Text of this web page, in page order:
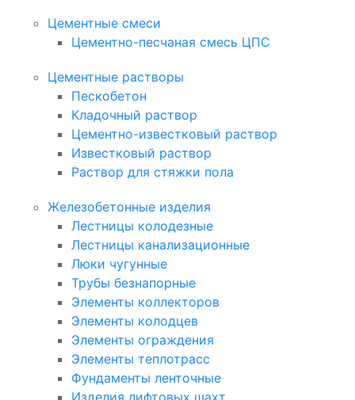
Цементные смеси
Цементно-песчаная смесь ЦПС
Цементные растворы
Пескобетон
Кладочный раствор
Цементно-известковый раствор
Известковый раствор
Раствор для стяжки пола
Железобетонные изделия
Лестницы колодезные
Лестницы канализационные
Люки чугунные
Трубы безнапорные
Элементы коллекторов
Элементы колодцев
Элементы ограждения
Элементы теплотрасс
Фундаменты ленточные
Изделия лифтовых шахт